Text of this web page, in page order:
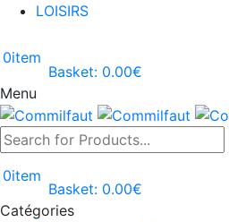
LOISIRS
0item
Basket: 0.00€
Menu
0item
Basket: 0.00€
Catégories